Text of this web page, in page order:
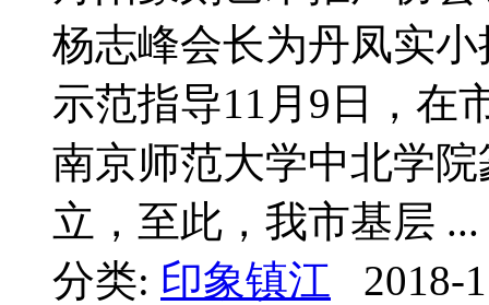
杨志峰会长为丹凤实
示范指导11月9日，在
南京师范大学中北学
立，至此，我市基层 ...
分类: 印象镇江
2018-